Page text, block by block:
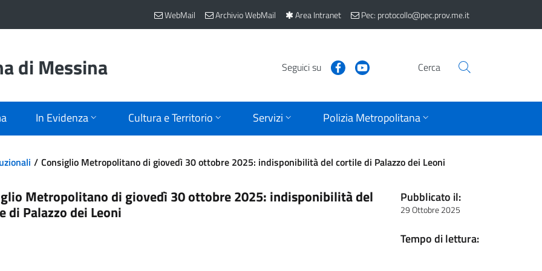
WebMail Archivio WebMail Area Intranet Pec: protocollo@pec.prov.me.it
di Messina Seguici su Cerca
In Evidenza Cultura e Territorio Servizi Polizia Metropolitana
Consiglio Metropolitano di giovedì 30 ottobre 2025: indisponibilità del cortile di Palazzo dei Leoni
Metropolitano di giovedì 30 ottobre 2025: indisponibilità del
di Palazzo dei Leoni
Pubblicato il:
29 Ottobre 2025
Tempo di lettura: